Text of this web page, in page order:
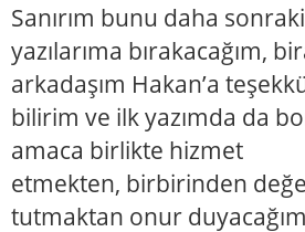
Sanırım bunu daha sonraki
yazılarıma bırakacağım,
arkadaşım Hakan’a
bilirim ve ilk yazımda da
amaca birlikte hizmet
etmekten, birbirinden
tutmaktan onur